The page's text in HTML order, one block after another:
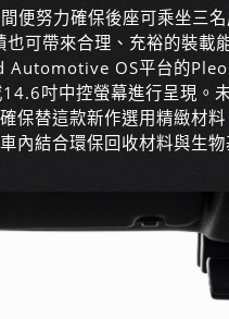
便努力確保後座可乘坐三
可帶來合理、充裕的裝載
OS平台的
吋中控螢幕進行呈現。
保替這款新作選用精緻材
內結合環保回收材料與生